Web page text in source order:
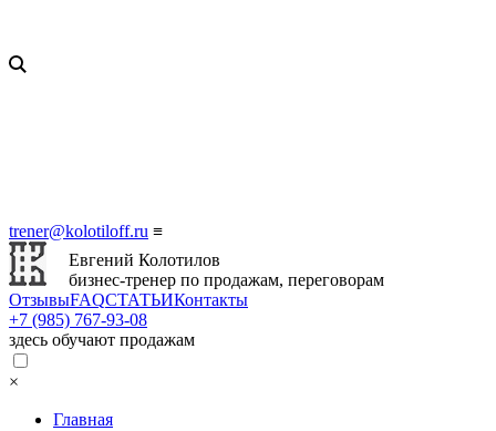
trener@kolotiloff.ru ≡
Евгений Колотилов
бизнес-тренер по продажам, переговорам
ОтзывыFAQСТАТЬИКонтакты
+7 (985) 767‑93‑08
здесь обучают продажам
×
Главная